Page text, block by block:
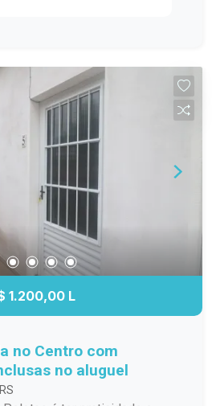
Banheiro completo;
no 3º andar,
privacidade, boa ventilação
natural. Localização
Duque de Caxias, o
Gaúcha oferece fácil acesso
da cidade. O imóvel está
escolas, farmácias,
diversos comércios e
praticidade para o dia a
Entre em contato
para descobrir tudo o que
1.200,00 L
no Centro com
no aluguel